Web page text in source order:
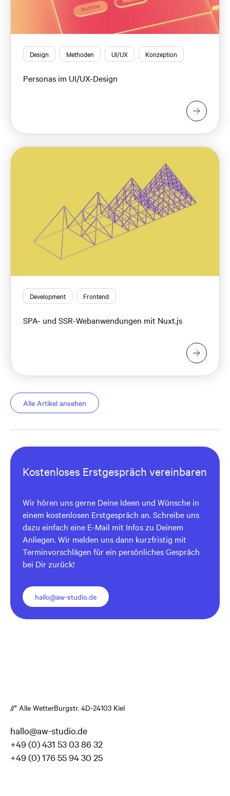
Design Methoden UI/UX Konzeption
Personas im UI/UX-Design
Development Frontend
SPA- und SSR-Webanwendungen mit Nuxt.js
Alle Artikel ansehen
Kostenloses Erstgespräch vereinbaren
Wir hören uns gerne Deine Ideen und Wünsche in
einem kostenlosen Erstgespräch an. Schreibe uns
dazu einfach eine E-Mail mit Infos zu Deinem
Anliegen. Wir melden uns dann kurzfristig mit
Terminvorschlägen für ein persönliches Gespräch
bei Dir zurück!
hallo@aw-studio.de
//* Alle WetterBurgstr. 4D-24103 Kiel
hallo@aw-studio.de
+49 (0) 431 53 03 86 32
+49 (0) 176 55 94 30 25